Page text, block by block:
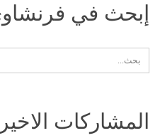
إبحث في
المشاركات